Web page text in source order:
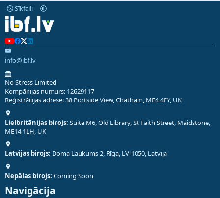
Sīkfaili
info@ibf.lv
No Stress Limited
Kompānijas numurs: 12629117
Reģistrācijas adrese: 38 Portside View, Chatham, ME4 4FY, UK
Lielbritānijas birojs: Suite M6, Old Library, St Faith Street, Maidstone,
ME14 1LH, UK
Latvijas birojs: Doma Laukums 2, Rīga, LV-1050, Latvija
Nepālas birojs: Coming Soon
Navigācija